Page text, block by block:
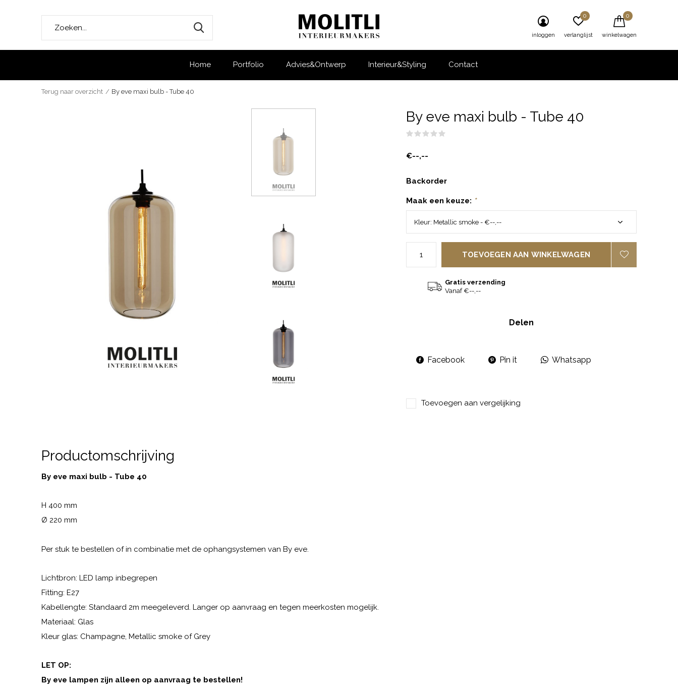
Home Portfolio Advies&Ontwerp Interieur&Styling Contact
inloggen verlanglijst
0
winkelwagen
0
Terug naar overzicht By eve maxi bulb - Tube 40
By eve maxi bulb - Tube 40
€--,--
Backorder
Maak een keuze: *
TOEVOEGEN AAN WINKELWAGEN
Gratis verzending
Vanaf €--,--
Delen
Facebook Pin it Whatsapp
Toevoegen aan vergelijking
Productomschrijving
By eve maxi bulb - Tube 40
H 400 mm
Ø 220 mm
Per stuk te bestellen of in combinatie met de ophangsystemen van By eve.
Lichtbron: LED lamp inbegrepen
Fitting: E27
Kabellengte: Standaard 2m meegeleverd. Langer op aanvraag en tegen meerkosten mogelijk.
Materiaal: Glas
Kleur glas: Champagne, Metallic smoke of Grey
LET OP:
By eve lampen zijn alleen op aanvraag te bestellen!